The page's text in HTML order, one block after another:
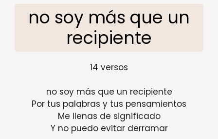
no soy más que un
recipiente
14 versos
no soy más que un recipiente
Por tus palabras y tus pensamientos
Me llenas de significado
Y no puedo evitar derramar